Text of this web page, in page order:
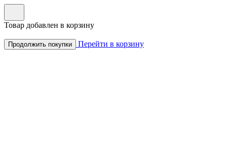
Товар добавлен в корзину
Продолжить покупки Перейти в корзину